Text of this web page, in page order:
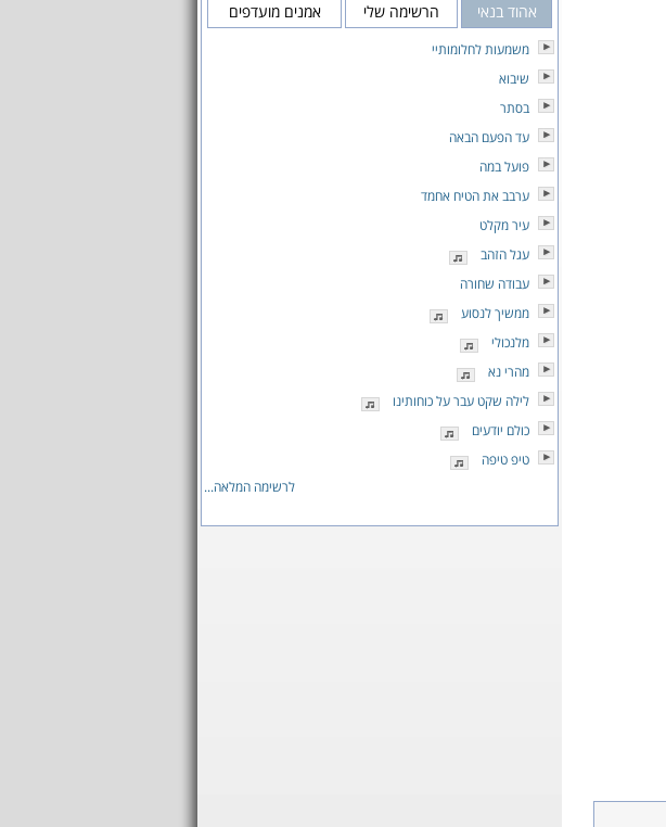
אהוד בנאי הרשימה שלי אמנים מועדפים
משמעות לחלומותיי
שיבוא
בסתר
עד הפעם הבאה
פועל במה
ערבב את הטיח אחמד
עיר מקלט
עגל הזהב
עבודה שחורה
ממשיך לנסוע
מלנכולי
מהרי נא
לילה שקט עבר על כוחותינו
כולם יודעים
טיפ טיפה
לרשימה המלאה...